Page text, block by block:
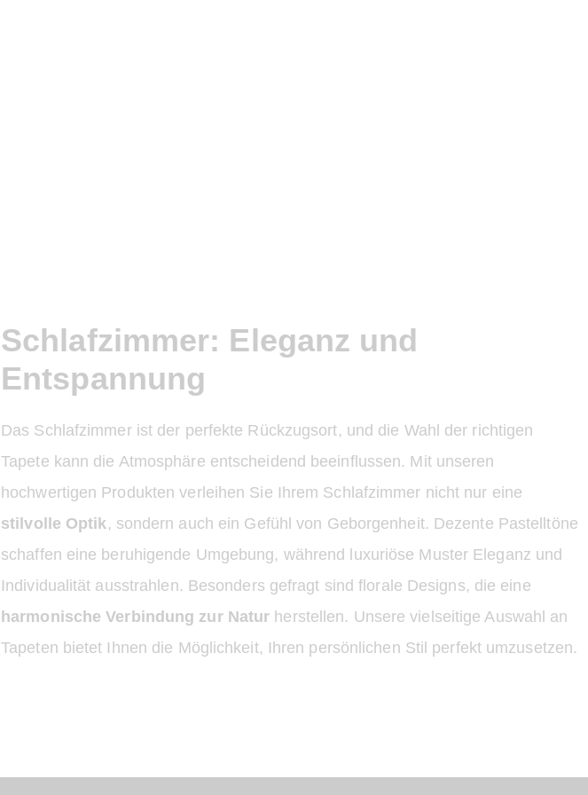
Schlafzimmer: Eleganz und
Entspannung
Das Schlafzimmer ist der perfekte Rückzugsort, und die Wahl der richtigen
Tapete kann die Atmosphäre entscheidend beeinflussen. Mit unseren
hochwertigen Produkten verleihen Sie Ihrem Schlafzimmer nicht nur eine
stilvolle Optik, sondern auch ein Gefühl von Geborgenheit. Dezente Pastelltöne
schaffen eine beruhigende Umgebung, während luxuriöse Muster Eleganz und
Individualität ausstrahlen. Besonders gefragt sind florale Designs, die eine
harmonische Verbindung zur Natur herstellen. Unsere vielseitige Auswahl an
Tapeten bietet Ihnen die Möglichkeit, Ihren persönlichen Stil perfekt umzusetzen.